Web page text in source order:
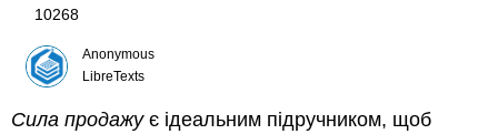
10268
Anonymous
LibreTexts
Сила продажує ідеальним підручником, щоб